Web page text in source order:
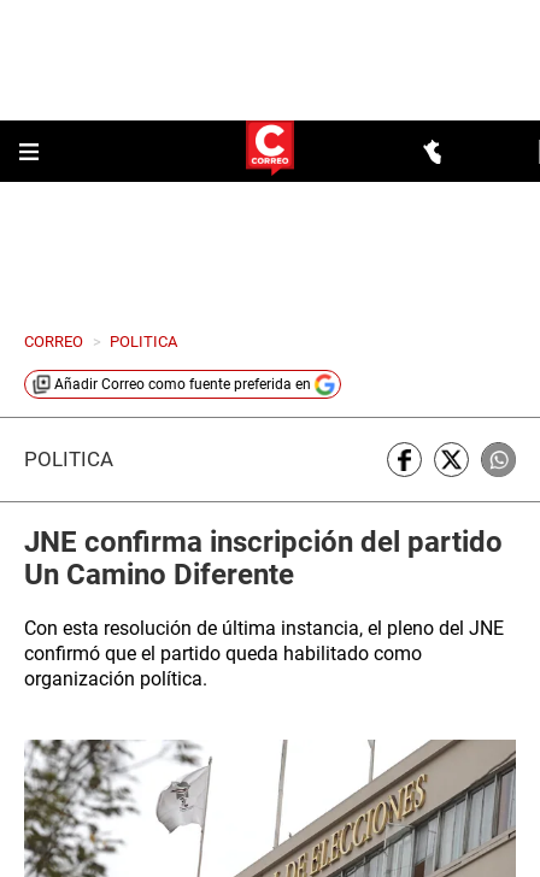
CORREO > POLITICA
Añadir Correo como fuente preferida en
POLÍTICA
JNE confirma inscripción del partido
Un Camino Diferente
Con esta resolución de última instancia, el pleno del JNE
confirmó que el partido queda habilitado como
organización política.